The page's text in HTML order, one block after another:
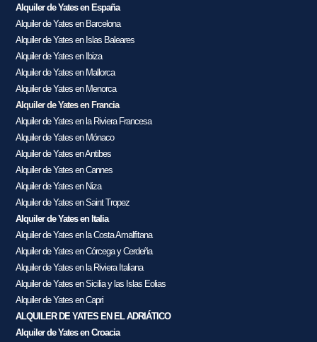
Alquiler de Yates en España
Alquiler de Yates en Barcelona
Alquiler de Yates en Islas Baleares
Alquiler de Yates en Ibiza
Alquiler de Yates en Mallorca
Alquiler de Yates en Menorca
Alquiler de Yates en Francia
Alquiler de Yates en la Riviera Francesa
Alquiler de Yates en Mónaco
Alquiler de Yates en Antibes
Alquiler de Yates en Cannes
Alquiler de Yates en Niza
Alquiler de Yates en Saint Tropez
Alquiler de Yates en Italia
Alquiler de Yates en la Costa Amalfitana
Alquiler de Yates en Córcega y Cerdeña
Alquiler de Yates en la Riviera Italiana
Alquiler de Yates en Sicilia y las Islas Eolias
Alquiler de Yates en Capri
ALQUILER DE YATES EN EL ADRIÁTICO
Alquiler de Yates en Croacia